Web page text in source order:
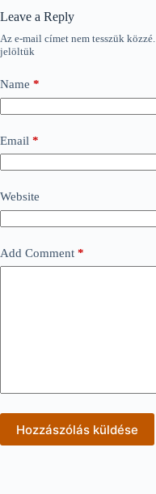
Leave a Reply
Az e-mail címet nem tesszük közzé.
jelöltük
Name *
Email *
Website
Add Comment *
Hozzászólás küldése